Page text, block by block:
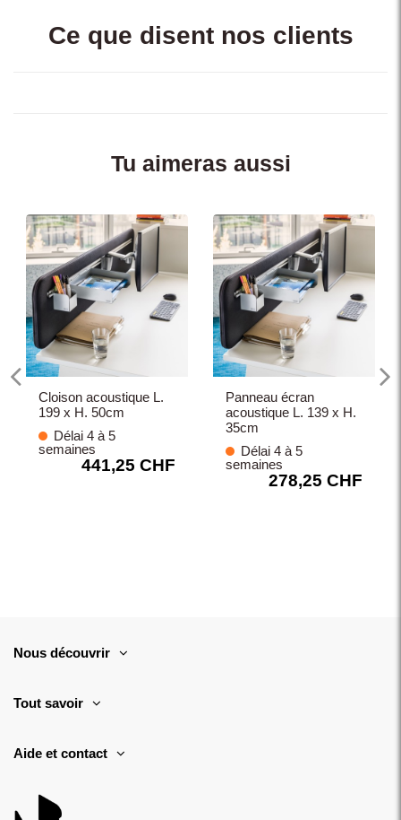
Ce que disent nos clients
Tu aimeras aussi
Cloison acoustique L.
199 x H. 50cm
Délai 4 à 5
semaines
441,25 CHF
Panneau écran
acoustique L. 139 x H.
35cm
Délai 4 à 5
semaines
278,25 CHF
Nous découvrir
Tout savoir
Aide et contact